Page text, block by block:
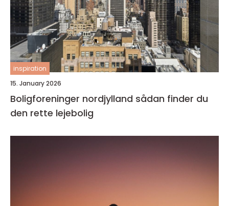
inspiration
15. January 2026
Boligforeninger nordjylland sådan finder du
den rette lejebolig